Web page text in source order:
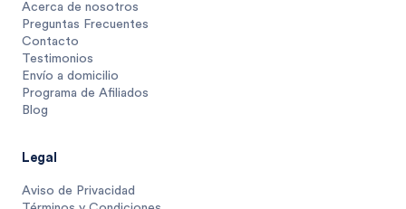
Acerca de nosotros
Preguntas Frecuentes
Contacto
Testimonios
Envío a domicilio
Programa de Afiliados
Blog
Legal
Aviso de Privacidad